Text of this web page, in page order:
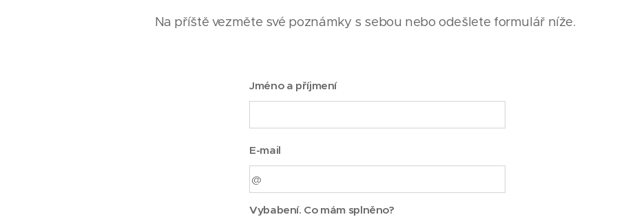
Na příště vezměte své poznámky s sebou nebo odešlete formulář níže.
Jméno a příjmení
E-mail
Vybabení. Co mám splněno?